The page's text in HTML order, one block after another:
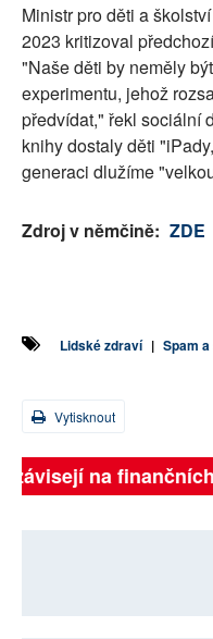
Ministr pro děti a
2023 kritizoval
"Naše děti by neměly
experimentu, jehož
předvídat," řekl sociální
knihy dostaly děti
generaci dlužíme
Zdroj v němčině: ZDE
Lidské zdraví | Spam
Vytisknout
na finančních